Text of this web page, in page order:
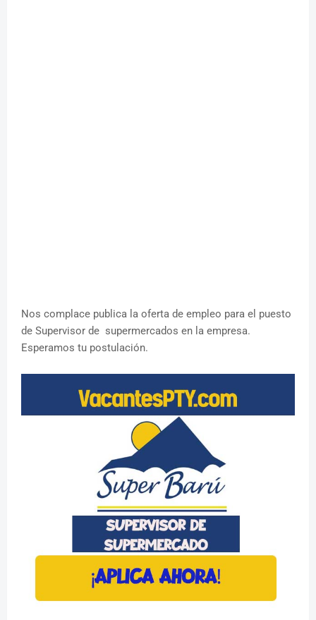
Nos complace publica la oferta de empleo para el puesto
de Supervisor de supermercados en la empresa.
Esperamos tu postulación.